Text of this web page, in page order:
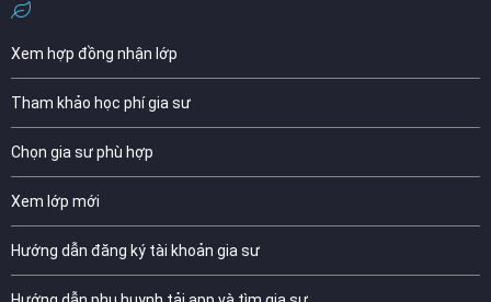
Xem hợp đồng nhận lớp
Tham khảo học phí gia sư
Chọn gia sư phù hợp
Xem lớp mới
Hướng dẫn đăng ký tài khoản gia sư